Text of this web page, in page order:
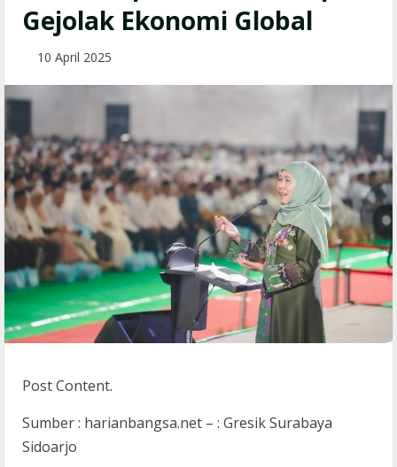
Gejolak Ekonomi Global
10 April 2025
Post Content.
Sumber : harianbangsa.net – : Gresik Surabaya
Sidoarjo